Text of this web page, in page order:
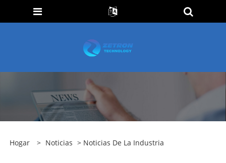
Hogar > Noticias > Noticias De La Industria